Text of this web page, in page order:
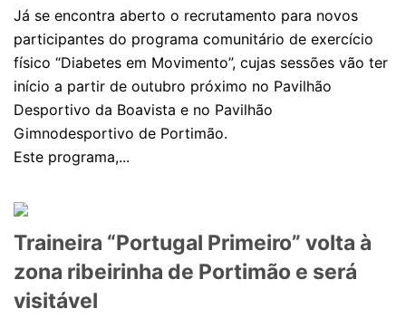
Já se encontra aberto o recrutamento para novos
participantes do programa comunitário de exercício
físico “Diabetes em Movimento”, cujas sessões vão ter
início a partir de outubro próximo no Pavilhão
Desportivo da Boavista e no Pavilhão
Gimnodesportivo de Portimão.
Este programa,...
Traineira “Portugal Primeiro” volta à
zona ribeirinha de Portimão e será
visitável